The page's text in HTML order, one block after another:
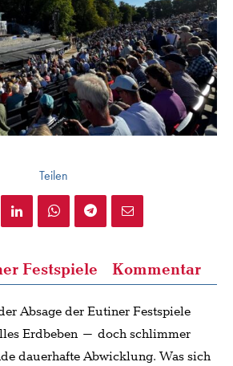
Teilen
Festspiele Kommentar
Absage der Eutiner Festspiele
Erdbeben – doch schlimmer
dauerhafte Abwicklung. Was sich